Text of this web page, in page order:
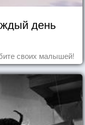
день
своих малышей!